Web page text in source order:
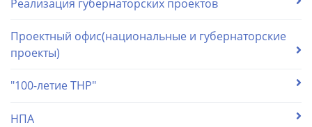
Реализация губернаторских проектов
Проектный офис(национальные и губернаторские
проекты)
"100-летие ТНР"
НПА